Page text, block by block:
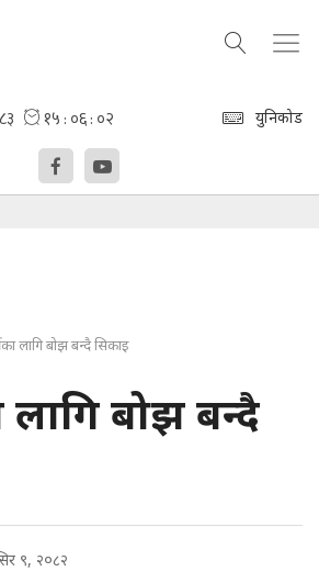
युनिकोड
लागि बोझ बन्दै सिकाइ
लागि बोझ बन्दै
९, २०८२